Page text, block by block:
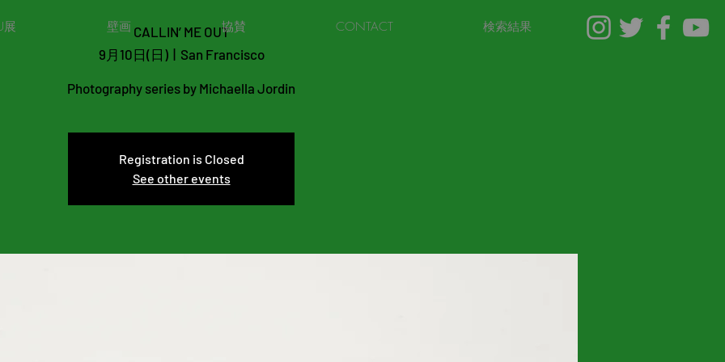
展 壁画 協賛 CONTACT 検索結果
CALLIN’ ME OUT
9月10日(日)
  |
San Francisco
Photography series by Michaella Jordin
Registration is Closed
See other events